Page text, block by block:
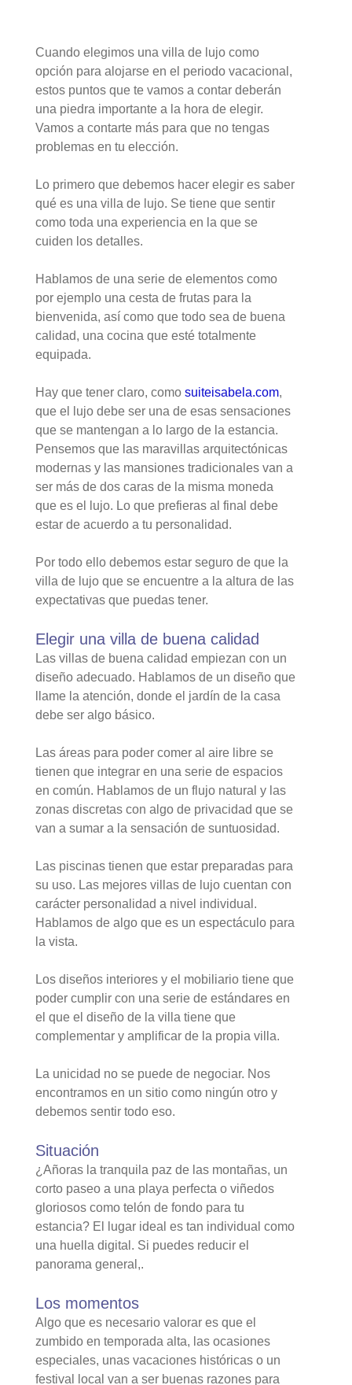
Cuando elegimos una villa de lujo como
opción para alojarse en el periodo vacacional,
estos puntos que te vamos a contar deberán
una piedra importante a la hora de elegir.
Vamos a contarte más para que no tengas
problemas en tu elección.
Lo primero que debemos hacer elegir es saber
qué es una villa de lujo. Se tiene que sentir
como toda una experiencia en la que se
cuiden los detalles.
Hablamos de una serie de elementos como
por ejemplo una cesta de frutas para la
bienvenida, así como que todo sea de buena
calidad, una cocina que esté totalmente
equipada.
Hay que tener claro, como suiteisabela.com,
que el lujo debe ser una de esas sensaciones
que se mantengan a lo largo de la estancia.
Pensemos que las maravillas arquitectónicas
modernas y las mansiones tradicionales van a
ser más de dos caras de la misma moneda
que es el lujo. Lo que prefieras al final debe
estar de acuerdo a tu personalidad.
Por todo ello debemos estar seguro de que la
villa de lujo que se encuentre a la altura de las
expectativas que puedas tener.
Elegir una villa de buena calidad
Las villas de buena calidad empiezan con un
diseño adecuado. Hablamos de un diseño que
llame la atención, donde el jardín de la casa
debe ser algo básico.
Las áreas para poder comer al aire libre se
tienen que integrar en una serie de espacios
en común. Hablamos de un flujo natural y las
zonas discretas con algo de privacidad que se
van a sumar a la sensación de suntuosidad.
Las piscinas tienen que estar preparadas para
su uso. Las mejores villas de lujo cuentan con
carácter personalidad a nivel individual.
Hablamos de algo que es un espectáculo para
la vista.
Los diseños interiores y el mobiliario tiene que
poder cumplir con una serie de estándares en
el que el diseño de la villa tiene que
complementar y amplificar de la propia villa.
La unicidad no se puede de negociar. Nos
encontramos en un sitio como ningún otro y
debemos sentir todo eso.
Situación
¿Añoras la tranquila paz de las montañas, un
corto paseo a una playa perfecta o viñedos
gloriosos como telón de fondo para tu
estancia? El lugar ideal es tan individual como
una huella digital. Si puedes reducir el
panorama general,.
Los momentos
Algo que es necesario valorar es que el
zumbido en temporada alta, las ocasiones
especiales, unas vacaciones históricas o un
festival local van a ser buenas razones para